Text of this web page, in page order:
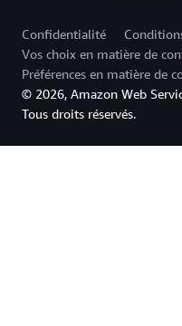
Confidentialité
Vos choix en matière de
Préférences en matière de
© 2026, Amazon Web
Tous droits réservés.